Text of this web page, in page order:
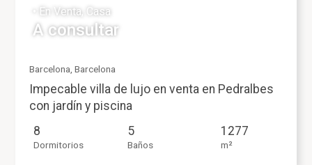
• En Venta, Casa
A consultar
Barcelona, Barcelona
Impecable villa de lujo en venta en Pedralbes
con jardín y piscina
8
Dormitorios
5
Baños
1277
m²